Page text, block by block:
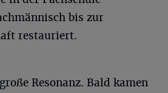
bis zur
restauriert.
Resonanz. Bald kamen